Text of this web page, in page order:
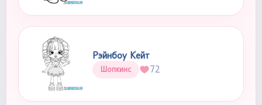
Рэйнбоу Кейт
Шопкинс 72